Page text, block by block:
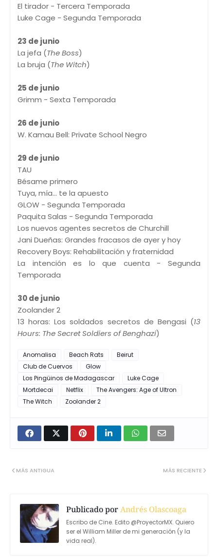
El tirador - Tercera Temporada
Luke Cage - Segunda Temporada
23 de junio
La jefa (The Boss)
La bruja (The Witch)
25 de junio
Grimm - Sexta Temporada
26 de junio
W. Kamau Bell: Private School Negro
29 de junio
TAU
Bésame primero
Tuya, mía... te la apuesto
GLOW - Segunda Temporada
Paquita Salas - Segunda Temporada
Los nuevos agentes secretos de Churchill
Jani Dueñas: Grandes fracasos de ayer y hoy
Recovery Boys: Rehabilitación y fraternidad
La intención es lo que cuenta - Segunda
Temporada
30 de junio
Zoolander 2
13 horas: Los soldados secretos de Bengasi (13
Hours: The Secret Soldiers of Benghazi)
Anomalisa Beach Rats
Beirut
Club de Cuervos
Glow
Los Pingüinos de Madagascar
Luke Cage
Mortdecai
Netflix
The Avengers: Age of Ultron
The Witch
Zoolander 2
MÁS RECIENTE
MÁS ANTIGUA
Publicado porAndrés Olascoaga
Escribo de Cine. Edito @ProyectorMX. Quiero
ser el William Miller de mi generación (y la
vida real).